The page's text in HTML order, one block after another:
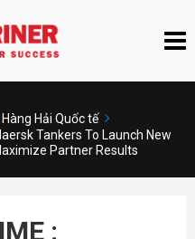
Hàng Hải Quốc tế
Tankers To Launch New
Partner Results
: